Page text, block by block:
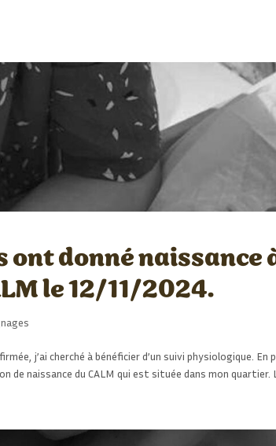
donné naissance
le 12/11/2024.
j’ai cherché à bénéficier d’un suivi physiologique. En
de naissance du CALM qui est située dans mon